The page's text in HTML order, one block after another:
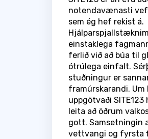
notendavænasti
sem ég hef rekist á.
einstaklega
ferlið við að búa til
ótrúlega einfalt.
stuðningur er
framúrskarandi. Um
uppgötvaði
leita að öðrum
gott. Samsetningin
vettvangi og fyrsta